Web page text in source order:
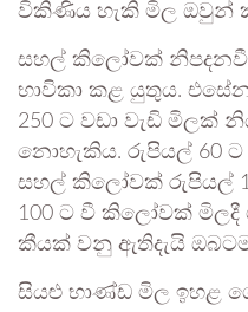
විකිණිය හැකි මිල ඔවුන්
සහල් කිලෝවක්
භාවිකා කළ යුතුය.
250 ට වඩා වැඩි මිලක්
නොහැකිය. රුපියල් 60
සහල් කිලෝවක් රුපියල්
100 ට වී කිලෝවක්
කීයක් වනු ඇතිදැයි
සියළු භාණ්ඩ මිල ඉහළ